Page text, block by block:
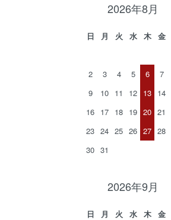
2026年8月
日 月 火 水 木 金
2
3 4 5 6 7
9
10 11 12 13 14
16 17 18 19 20 21
23 24 25 26 27 28
30 31
2026年9月
日 月 火 水 木 金